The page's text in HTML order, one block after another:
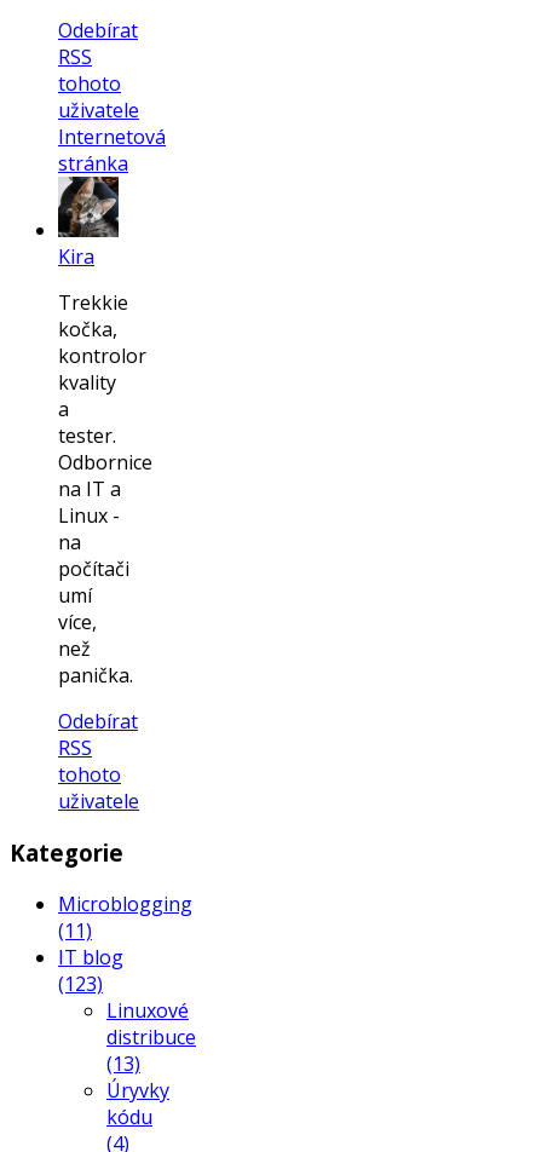
Odebírat
RSS
tohoto
uživatele
Internetová
stránka
Kira
Trekkie
kočka,
kontrolor
kvality
a
tester.
Odbornice
na IT a
Linux -
na
počítači
umí
více,
než
panička.
Odebírat
RSS
tohoto
uživatele
Kategorie
Microblogging
(11)
IT blog
(123)
Linuxové
distribuce
(13)
Úryvky
kódu
(4)